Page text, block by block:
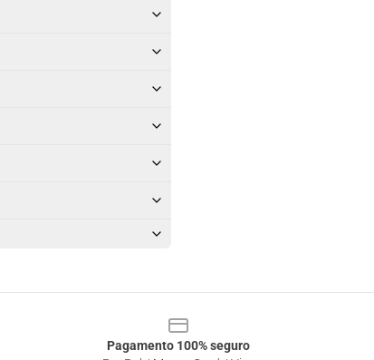
Pagamento 100% seguro